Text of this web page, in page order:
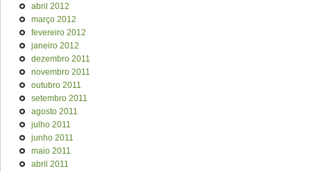
abril 2012
março 2012
fevereiro 2012
janeiro 2012
dezembro 2011
novembro 2011
outubro 2011
setembro 2011
agosto 2011
julho 2011
junho 2011
maio 2011
abril 2011